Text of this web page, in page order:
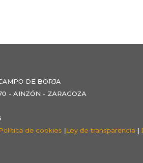
DE BORJA
- AINZÓN - ZARAGOZA
de cookies |Ley de transparencia |